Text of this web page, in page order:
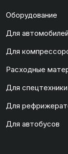
Оборудование
Для автомобилей
Для
Расходные
Для спецтехники
Для
Для автобусов